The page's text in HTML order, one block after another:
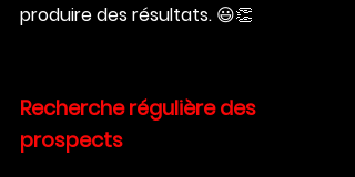
produire des résultats. 😃👏
Recherche régulière des
prospects